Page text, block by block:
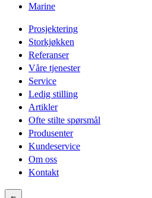
Marine
Prosjektering
Storkjøkken
Referanser
Våre tjenester
Service
Ledig stilling
Artikler
Ofte stilte spørsmål
Produsenter
Kundeservice
Om oss
Kontakt
←